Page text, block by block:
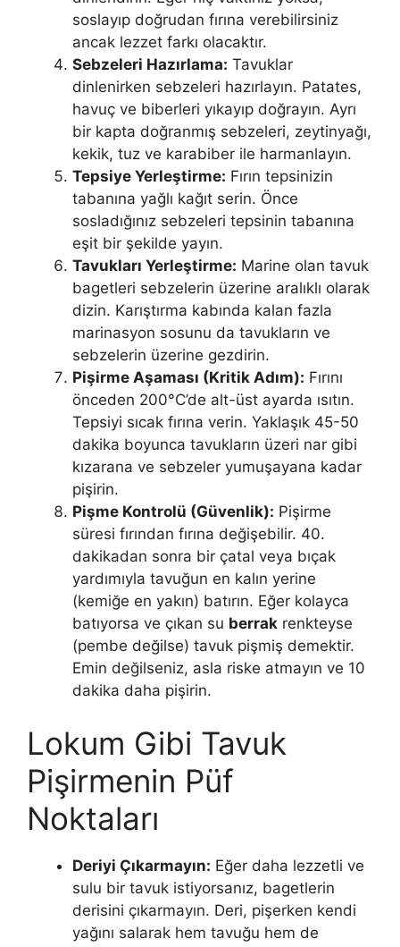
soslayıp doğrudan fırına verebilirsiniz
ancak lezzet farkı olacaktır.
Sebzeleri Hazırlama: Tavuklar
dinlenirken sebzeleri hazırlayın. Patates,
havuç ve biberleri yıkayıp doğrayın. Ayrı
bir kapta doğranmış sebzeleri, zeytinyağı,
kekik, tuz ve karabiber ile harmanlayın.
Tepsiye Yerleştirme: Fırın tepsinizin
tabanına yağlı kağıt serin. Önce
sosladığınız sebzeleri tepsinin tabanına
eşit bir şekilde yayın.
Tavukları Yerleştirme: Marine olan tavuk
bagetleri sebzelerin üzerine aralıklı olarak
dizin. Karıştırma kabında kalan fazla
marinasyon sosunu da tavukların ve
sebzelerin üzerine gezdirin.
Pişirme Aşaması (Kritik Adım): Fırını
önceden 200°C’de alt-üst ayarda ısıtın.
Tepsiyi sıcak fırına verin. Yaklaşık 45-50
dakika boyunca tavukların üzeri nar gibi
kızarana ve sebzeler yumuşayana kadar
pişirin.
Pişme Kontrolü (Güvenlik): Pişirme
süresi fırından fırına değişebilir. 40.
dakikadan sonra bir çatal veya bıçak
yardımıyla tavuğun en kalın yerine
(kemiğe en yakın) batırın. Eğer kolayca
batıyorsa ve çıkan su berrak renkteyse
(pembe değilse) tavuk pişmiş demektir.
Emin değilseniz, asla riske atmayın ve 10
dakika daha pişirin.
Lokum Gibi Tavuk
Pişirmenin Püf
Noktaları
Deriyi Çıkarmayın: Eğer daha lezzetli ve
sulu bir tavuk istiyorsanız, bagetlerin
derisini çıkarmayın. Deri, pişerken kendi
yağını salarak hem tavuğu hem de